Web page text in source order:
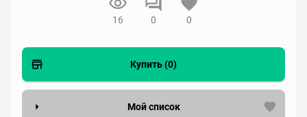
16 0 0
Купить (0)
Мой список